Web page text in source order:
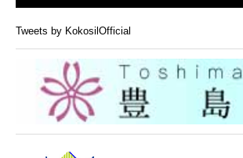
Tweets by KokosilOfficial